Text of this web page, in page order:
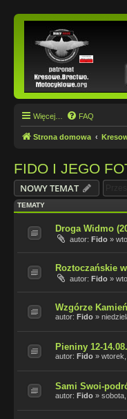
Więcej… FAQ
Strona domowa
FIDO I JEGO
NOWY TEMAT
TEMATY
Droga Widmo
autor: Fido »
Roztoczańskie
autor: Fido »
Wzgórze
autor: Fido »
Pieniny 12-
autor: Fido »
Sami Swoi-
autor: Fido »